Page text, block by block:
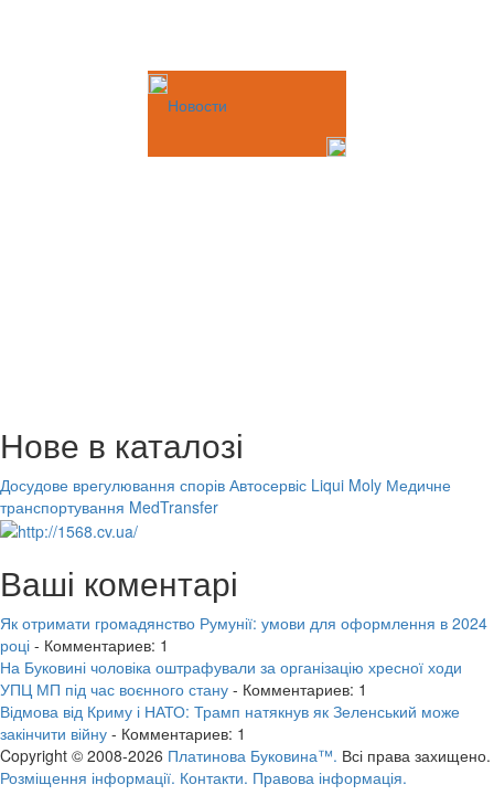
Новости
Нове в каталозі
Досудове врегулювання спорів Автосервіс Liqui Moly Медичне
транспортування MedTransfer
Ваші коментарі
Як отримати громадянство Румунії: умови для оформлення в 2024
році - Комментариев: 1
На Буковині чоловіка оштрафували за організацію хресної ходи
УПЦ МП під час воєнного стану - Комментариев: 1
Відмова від Криму і НАТО: Трамп натякнув як Зеленський може
закінчити війну - Комментариев: 1
Copyright © 2008-2026 Платинова Буковина™. Всі права захищено.
Розміщення інформації. Контакти. Правова інформація.